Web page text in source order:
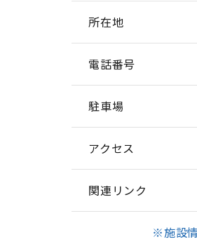
所在地
電話番号
駐車場
アクセス
関連リンク
※施設